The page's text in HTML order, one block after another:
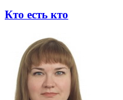
Кто есть кто